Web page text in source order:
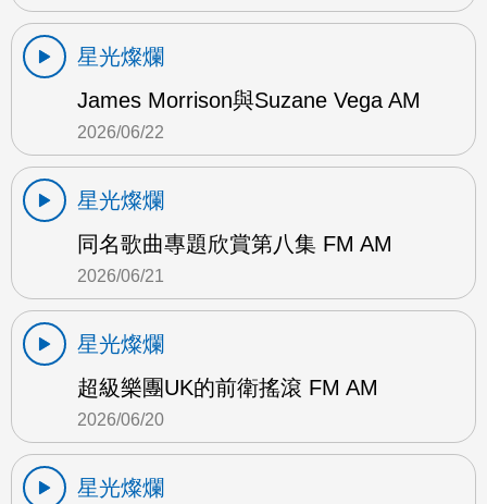
星光燦爛
James Morrison與Suzane Vega AM
2026/06/22
星光燦爛
同名歌曲專題欣賞第八集 FM AM
2026/06/21
星光燦爛
超級樂團UK的前衛搖滾 FM AM
2026/06/20
星光燦爛